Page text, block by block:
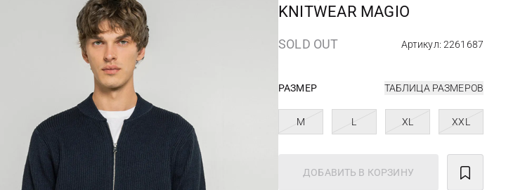
KNITWEAR MAGIO
SOLD OUT Артикул: 2261687
РАЗМЕР ТАБЛИЦА РАЗМЕРОВ
M L XL XXL
ДОБАВИТЬ В КОРЗИНУ